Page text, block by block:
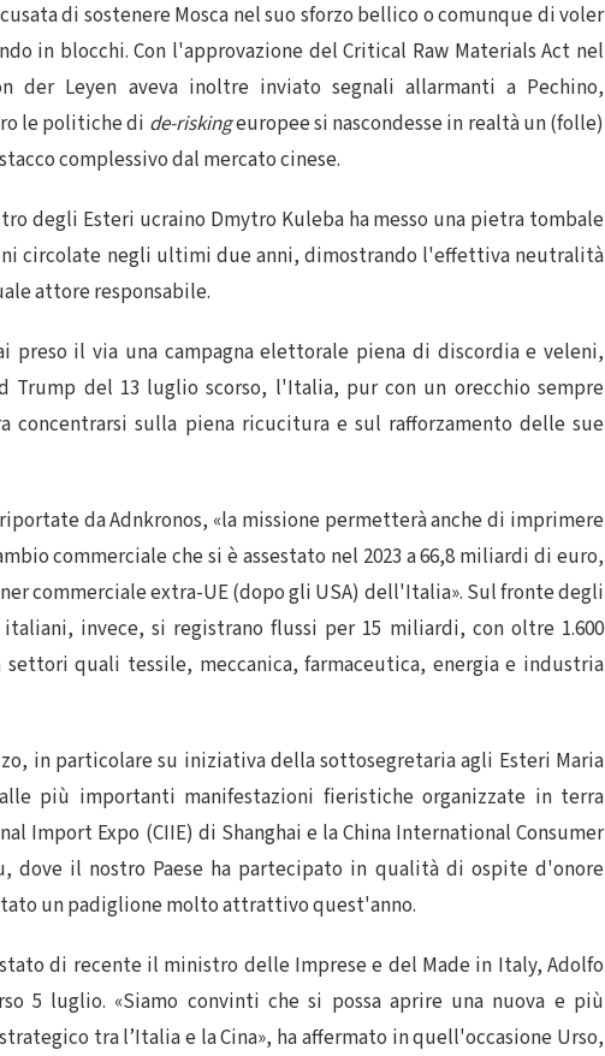
di sostenere Mosca nel suo sforzo bellico o comunque di voler
in blocchi. Con l'approvazione del Critical Raw Materials Act nel
der Leyen aveva inoltre inviato segnali allarmanti a Pechino,
le politiche di de-riskingeuropee si nascondesse in realtà un (folle)
complessivo dal mercato cinese.
degli Esteri ucraino Dmytro Kuleba ha messo una pietra tombale
circolate negli ultimi due anni, dimostrando l'effettiva neutralità
attore responsabile.
preso il via una campagna elettorale piena di discordia e veleni,
Trump del 13 luglio scorso, l'Italia, pur con un orecchio sempre
concentrarsi sulla piena ricucitura e sul rafforzamento delle sue
da Adnkronos, «la missione permetterà anche di imprimere
commerciale che si è assestato nel 2023 a 66,8 miliardi di euro,
commerciale extra-UE (dopo gli USA) dell'Italia». Sul fronte degli
invece, si registrano flussi per 15 miliardi, con oltre 1.600
quali tessile, meccanica, farmaceutica, energia e industria
in particolare su iniziativa della sottosegretaria agli Esteri Maria
più importanti manifestazioni fieristiche organizzate in terra
Import Expo (CIIE) di Shanghai e la China International Consumer
dove il nostro Paese ha partecipato in qualità di ospite d'onore
un padiglione molto attrattivo quest'anno.
di recente il ministro delle Imprese e del Made in Italy, Adolfo
5 luglio. «Siamo convinti che si possa aprire una nuova e più
tra l’Italia e la Cina», ha affermato in quell'occasione Urso,